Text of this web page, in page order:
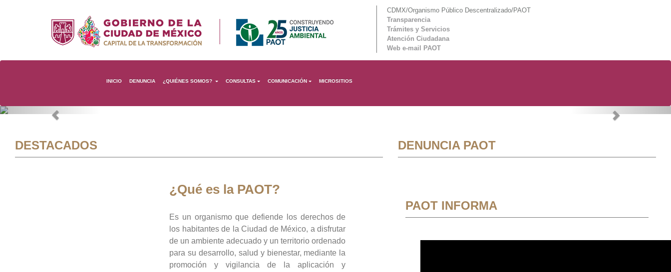
CDMX/Organismo Público Descentralizado/PAOT
Transparencia
Trámites y Servicios
Atención Ciudadana
Web e-mail PAOT
INICIO DENUNCIA ¿QUIÉNES SOMOS? CONSULTAS COMUNICACIÓN MICROSITIOS
Previous Next
DESTACADOS
¿Qué es la PAOT?
Es un organismo que defiende los derechos de
los habitantes de la Ciudad de México, a disfrutar
de un ambiente adecuado y un territorio ordenado
para su desarrollo, salud y bienestar, mediante la
promoción y vigilancia de la aplicación y
DENUNCIA PAOT
PAOT INFORMA